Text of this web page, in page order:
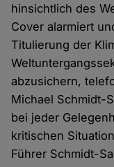
hinsichtlich des
Cover alarmiert
Titulierung der
abzusichern,
Michael Schmidt-
bei jeder
kritischen
Führer Schmidt-